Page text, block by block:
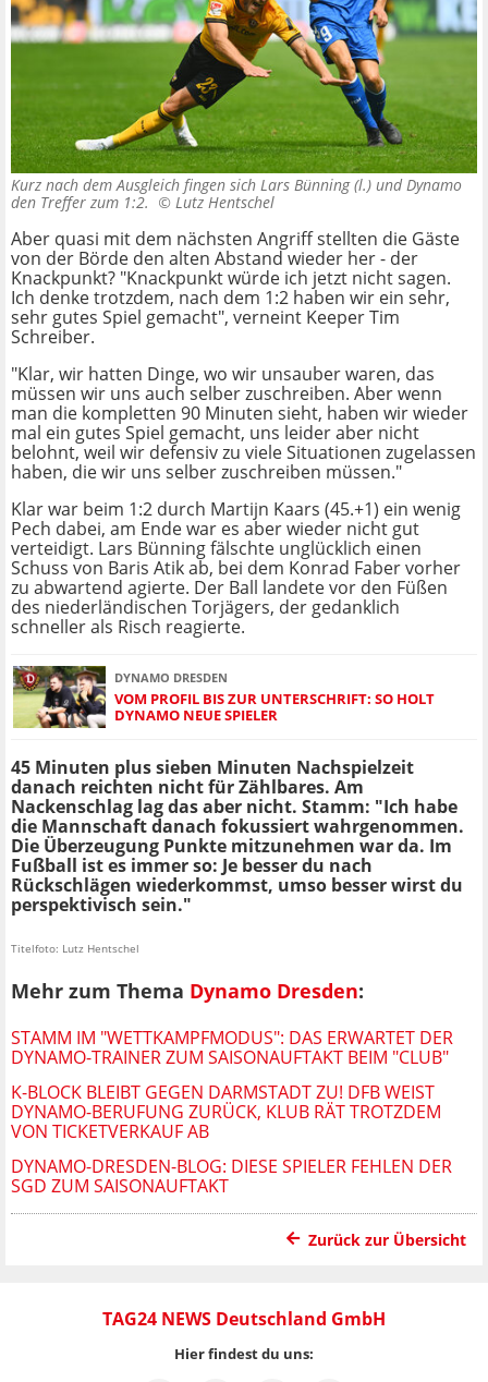
Kurz nach dem Ausgleich fingen sich Lars Bünning (l.) und Dynamo
den Treffer zum 1:2. © Lutz Hentschel
Aber quasi mit dem nächsten Angriff stellten die Gäste
von der Börde den alten Abstand wieder her - der
Knackpunkt? "Knackpunkt würde ich jetzt nicht sagen.
Ich denke trotzdem, nach dem 1:2 haben wir ein sehr,
sehr gutes Spiel gemacht", verneint Keeper Tim
Schreiber.
"Klar, wir hatten Dinge, wo wir unsauber waren, das
müssen wir uns auch selber zuschreiben. Aber wenn
man die kompletten 90 Minuten sieht, haben wir wieder
mal ein gutes Spiel gemacht, uns leider aber nicht
belohnt, weil wir defensiv zu viele Situationen zugelassen
haben, die wir uns selber zuschreiben müssen."
Klar war beim 1:2 durch Martijn Kaars (45.+1) ein wenig
Pech dabei, am Ende war es aber wieder nicht gut
verteidigt. Lars Bünning fälschte unglücklich einen
Schuss von Baris Atik ab, bei dem Konrad Faber vorher
zu abwartend agierte. Der Ball landete vor den Füßen
des niederländischen Torjägers, der gedanklich
schneller als Risch reagierte.
DYNAMO DRESDEN
VOM PROFIL BIS ZUR UNTERSCHRIFT: SO HOLT
DYNAMO NEUE SPIELER
45 Minuten plus sieben Minuten Nachspielzeit
danach reichten nicht für Zählbares. Am
Nackenschlag lag das aber nicht. Stamm: "Ich habe
die Mannschaft danach fokussiert wahrgenommen.
Die Überzeugung Punkte mitzunehmen war da. Im
Fußball ist es immer so: Je besser du nach
Rückschlägen wiederkommst, umso besser wirst du
perspektivisch sein."
Titelfoto: Lutz Hentschel
Mehr zum Thema Dynamo Dresden:
STAMM IM "WETTKAMPFMODUS": DAS ERWARTET DER
DYNAMO-TRAINER ZUM SAISONAUFTAKT BEIM "CLUB"
K-BLOCK BLEIBT GEGEN DARMSTADT ZU! DFB WEIST
DYNAMO-BERUFUNG ZURÜCK, KLUB RÄT TROTZDEM
VON TICKETVERKAUF AB
DYNAMO-DRESDEN-BLOG: DIESE SPIELER FEHLEN DER
SGD ZUM SAISONAUFTAKT
Zurück zur Übersicht
TAG24 NEWS Deutschland GmbH
Hier findest du uns: